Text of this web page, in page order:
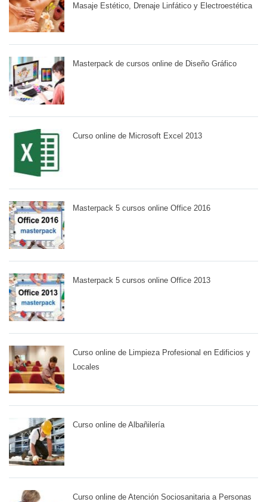
Masaje Estético, Drenaje Linfático y Electroestética
Masterpack de cursos online de Diseño Gráfico
Curso online de Microsoft Excel 2013
Masterpack 5 cursos online Office 2016
Masterpack 5 cursos online Office 2013
Curso online de Limpieza Profesional en Edificios y
Locales
Curso online de Albañilería
Curso online de Atención Sociosanitaria a Personas